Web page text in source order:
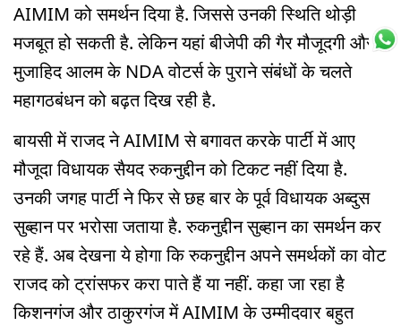
AIMIM को समर्थन दिया है. जिससे उनकी स्थिति थोड़ी
मजबूत हो सकती है. लेकिन यहां बीजेपी की गैर मौजूदगी और
मुजाहिद आलम के NDA वोटर्स के पुराने संबंधों के चलते
महागठबंधन को बढ़त दिख रही है.
बायसी में राजद ने AIMIM से बगावत करके पार्टी में आए
मौजूदा विधायक सैयद रुकनुद्दीन को टिकट नहीं दिया है.
उनकी जगह पार्टी ने फिर से छह बार के पूर्व विधायक अब्दुस
सुब्हान पर भरोसा जताया है. रुकनुद्दीन सुब्हान का समर्थन कर
रहे हैं. अब देखना ये होगा कि रुकनुद्दीन अपने समर्थकों का वोट
राजद को ट्रांसफर करा पाते हैं या नहीं. कहा जा रहा है
किशनगंज और ठाकुरगंज में AIMIM के उम्मीदवार बहुत